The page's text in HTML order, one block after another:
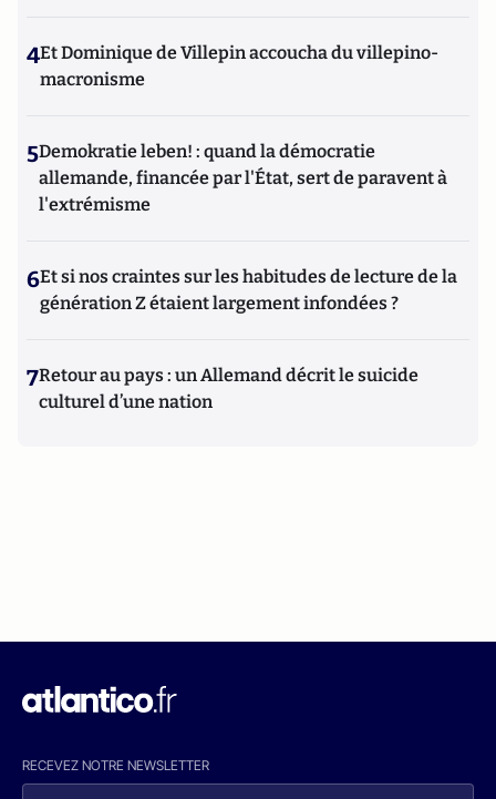
4Et Dominique de Villepin accoucha du villepino-
macronisme
5Demokratie leben! : quand la démocratie
allemande, financée par l'État, sert de paravent à
l'extrémisme
6Et si nos craintes sur les habitudes de lecture de la
génération Z étaient largement infondées ?
7Retour au pays : un Allemand décrit le suicide
culturel d’une nation
RECEVEZ NOTRE NEWSLETTER